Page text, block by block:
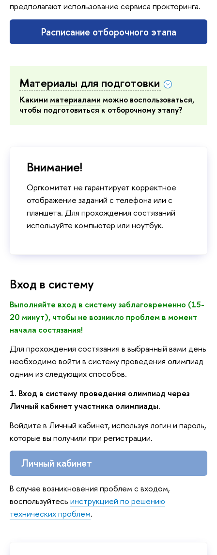
предполагают использование сервиса прокторинга.
Расписание отборочного этапа
Материалы для подготовки
Какими материалами можно воспользоваться,
чтобы подготовиться к отборочному этапу?
Внимание!
Оргкомитет не гарантирует корректное
отображение заданий с телефона или с
планшета. Для прохождения состязаний
используйте компьютер или ноутбук.
Вход в систему
Выполняйте вход в систему заблаговременно (15-
20 минут), чтобы не возникло проблем в момент
начала состязания!
Для прохождения состязания в выбранный вами день
необходимо войти в систему проведения олимпиад
одним из следующих способов.
1. Вход в систему проведения олимпиад через
Личный кабинет участника олимпиады.
Войдите в Личный кабинет, используя логин и пароль,
которые вы получили при регистрации.
Личный кабинет
В случае возникновения проблем с входом,
воспользуйтесь инструкцией по решению
технических проблем.